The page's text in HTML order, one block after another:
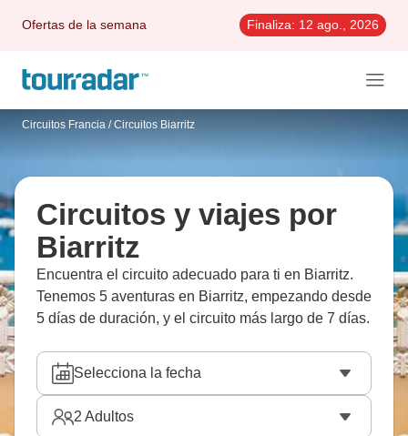
Ofertas de la semana Finaliza: 12 ago., 2026
Circuitos Francia / Circuitos Biarritz
Circuitos y viajes por
Biarritz
Encuentra el circuito adecuado para ti en Biarritz.
Tenemos 5 aventuras en Biarritz, empezando desde
5 días de duración, y el circuito más largo de 7 días.
Selecciona la fecha
2 Adultos